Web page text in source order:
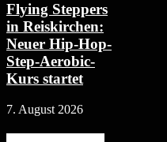
Flying Steppers
in Reiskirchen:
Neuer Hip-Hop-
Step-Aerobic-
Kurs startet
7. August 2026